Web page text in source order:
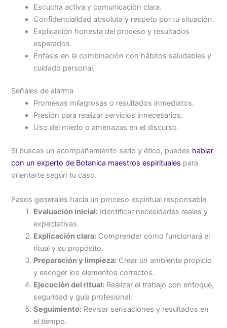
Escucha activa y comunicación clara.
Confidencialidad absoluta y respeto por tu situación.
Explicación honesta del proceso y resultados
esperados.
Énfasis en la combinación con hábitos saludables y
cuidado personal.
Señales de alarma
Promesas milagrosas o resultados inmediatos.
Presión para realizar servicios innecesarios.
Uso del miedo o amenazas en el discurso.
Si buscas un acompañamiento serio y ético, puedes hablar
con un experto de Botanica maestros espirituales para
orientarte según tu caso.
Pasos generales hacia un proceso espiritual responsable
Evaluación inicial: Identificar necesidades reales y
expectativas.
Explicación clara: Comprender cómo funcionará el
ritual y su propósito.
Preparación y limpieza: Crear un ambiente propicio
y escoger los elementos correctos.
Ejecución del ritual: Realizar el trabajo con enfoque,
seguridad y guía profesional.
Seguimiento: Revisar sensaciones y resultados en
el tiempo.